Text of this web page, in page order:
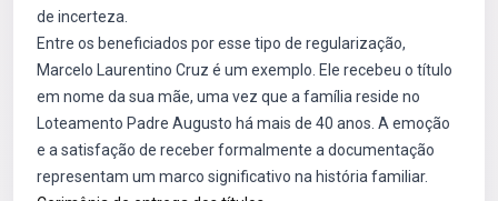
de incerteza.
Entre os beneficiados por esse tipo de regularização,
Marcelo Laurentino Cruz é um exemplo. Ele recebeu o título
em nome da sua mãe, uma vez que a família reside no
Loteamento Padre Augusto há mais de 40 anos. A emoção
e a satisfação de receber formalmente a documentação
representam um marco significativo na história familiar.